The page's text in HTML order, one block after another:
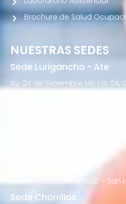
NUESTRAS SEDES
Sede Lurigancho - Ate
Av. 24 de Setiembre Mz. I Lt.
cuadra del Paradero Cabana,
Av. Francisco Bolognesi Nro.
02 (Esquina con Av. Gerardo
Javier Prado Este N°1530 – San
Sede Chorrillos
Brochure de Salud